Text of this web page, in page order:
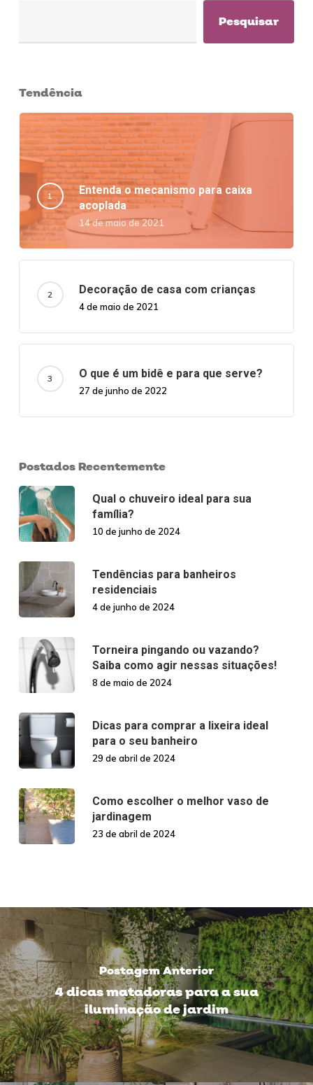
Pesquisar
Tendência
Entenda o mecanismo para caixa
acoplada
14 de maio de 2021
Decoração de casa com crianças
4 de maio de 2021
O que é um bidê e para que serve?
27 de junho de 2022
Postados Recentemente
Qual o chuveiro ideal para sua
família?
10 de junho de 2024
Tendências para banheiros
residenciais
4 de junho de 2024
Torneira pingando ou vazando?
Saiba como agir nessas situações!
8 de maio de 2024
Dicas para comprar a lixeira ideal
para o seu banheiro
29 de abril de 2024
Como escolher o melhor vaso de
jardinagem
23 de abril de 2024
Postagem Anterior
4 dicas matadoras para a sua
iluminação de jardim